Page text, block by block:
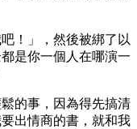
！」，然後被綁了以
是你一個人在哪演一
的事，因為得先搞清
出情商的書，就和我